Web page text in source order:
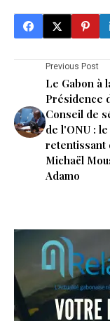
Previous Post
Le Gabon à
Présidence
Conseil de
de l'ONU :
retentissant
Michaël
Adamo